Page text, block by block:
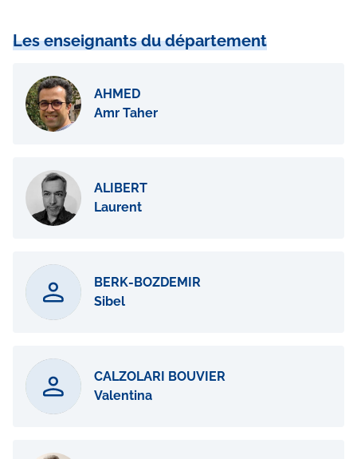
Les enseignants du département
AHMED
Amr Taher
ALIBERT
Laurent
BERK-BOZDEMIR
Sibel
CALZOLARI BOUVIER
Valentina